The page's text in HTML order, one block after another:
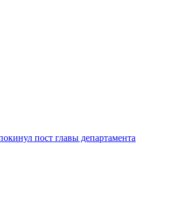
пост главы департамента